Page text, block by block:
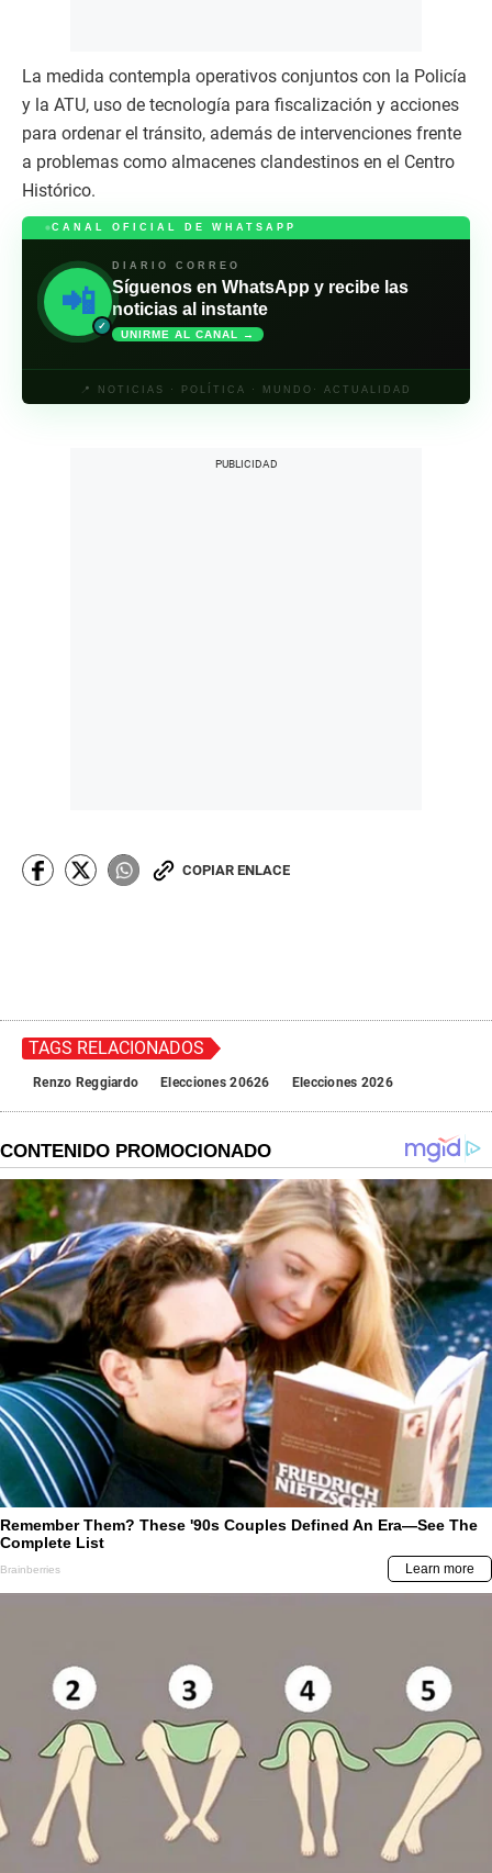
La medida contempla operativos conjuntos con la Policía
y la ATU, uso de tecnología para fiscalización y acciones
para ordenar el tránsito, además de intervenciones frente
a problemas como almacenes clandestinos en el Centro
Histórico.
CANAL OFICIAL DE WHATSAPP
📲
✓
DIARIO CORREO
Síguenos en WhatsApp y recibe las
noticias al instante
UNIRME AL CANAL →
📍 NOTICIAS · POLÍTICA · MUNDO· ACTUALIDAD
COPIAR ENLACE
TAGS RELACIONADOS
Renzo Reggiardo Elecciones 20626 Elecciones 2026